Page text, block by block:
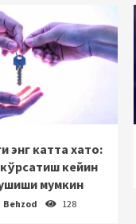
энг катта хато:
кейин
мумкин
Behzod 128